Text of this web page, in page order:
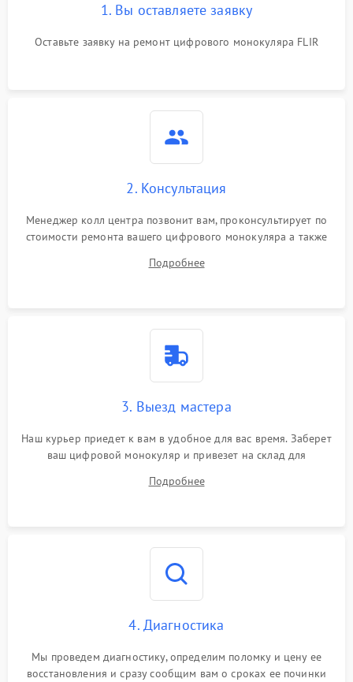
1. Вы оставляете заявку
Оставьте заявку на ремонт цифрового монокуляра FLIR
2. Консультация
Менеджер колл центра позвонит вам, проконсультирует по
стоимости ремонта вашего цифрового монокуляра а также
Подробнее
3. Выезд мастера
Наш курьер приедет к вам в удобное для вас время. Заберет
ваш цифровой монокуляр и привезет на склад для
Подробнее
4. Диагностика
Мы проведем диагностику, определим поломку и цену ее
восстановления и сразу сообщим вам о сроках ее починки